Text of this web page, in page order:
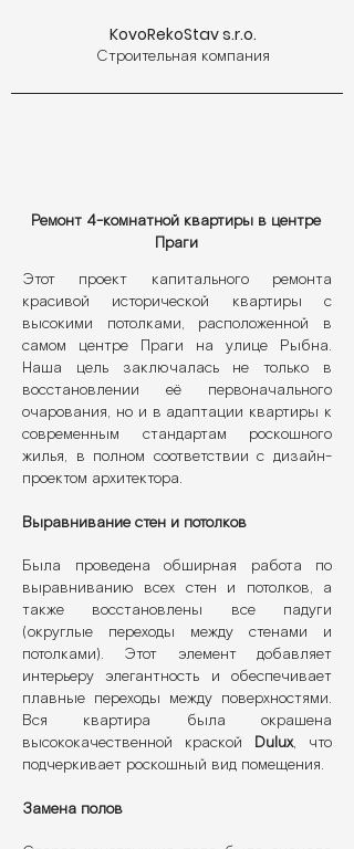
KovoRekoStav s.r.o.
Строительная компания
Ремонт 4-комнатной квартиры в центре
Праги
Этот проект капитального ремонта
красивой исторической квартиры с
высокими потолками, расположенной в
самом центре Праги на улице Рыбна.
Наша цель заключалась не только в
восстановлении её первоначального
очарования, но и в адаптации квартиры к
современным стандартам роскошного
жилья, в полном соответствии с дизайн-
проектом архитектора.
Выравнивание стен и потолков
Была проведена обширная работа по
выравниванию всех стен и потолков, а
также восстановлены все падуги
(округлые переходы между стенами и
потолками). Этот элемент добавляет
интерьеру элегантность и обеспечивает
плавные переходы между поверхностями.
Вся квартира была окрашена
высококачественной краской Dulux, что
подчеркивает роскошный вид помещения.
Замена полов